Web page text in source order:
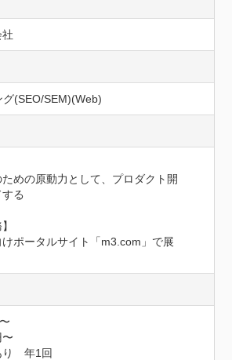
(SEO/SEM)(Web)
めの原動力として、プロダクト開
る
ポータルサイト「m3.com」で展
　年1回